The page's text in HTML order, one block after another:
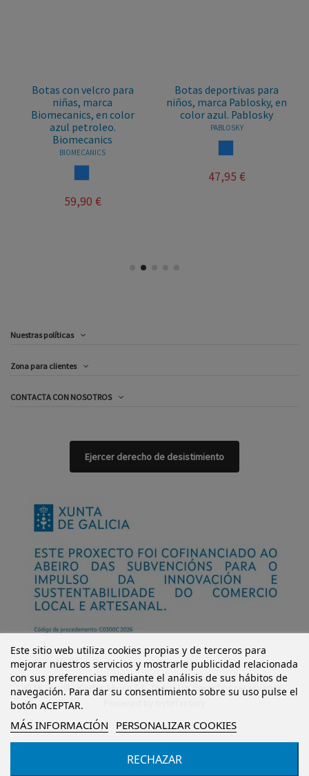
Botas con velcro para
niñas, marca
Biomecanics, en color
azul petroleo.
Biomecanics
BIOMECANICS
59,90 €
Botas deportivas para
niños, marca Pablosky, en
color azul. Pablosky
PABLOSKY
47,95 €
Nuestras políticas
Zona para clientes
CONTACTA CON NOSOTROS
Este sitio web utiliza cookies propias y de terceros para
mejorar nuestros servicios y mostrarle publicidad relacionada
con sus preferencias mediante el análisis de sus hábitos de
navegación. Para dar su consentimiento sobre su uso pulse el
botón ACEPTAR.
MÁS INFORMACIÓN PERSONALIZAR COOKIES
RECHAZAR
Ejercer derecho de desistimiento
© Mi Castillo Kinder Shoes S.L. Todos los derechos reservados.